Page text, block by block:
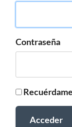
Contraseña
Recuérdame
Acceder